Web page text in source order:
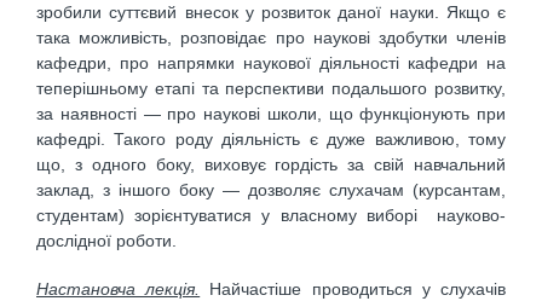
зробили суттєвий внесок у розвиток даної науки. Якщо є
така можливість, розповідає про наукові здобутки членів
кафедри, про напрямки наукової діяльності кафедри на
теперішньому етапі та перспективи подальшого розвитку,
за наявності — про наукові школи, що функціонують при
кафедрі. Такого роду діяльність є дуже важливою, тому
що, з одного боку, виховує гордість за свій навчальний
заклад, з іншого боку — дозволяє слухачам (курсантам,
студентам) зорієнтуватися у власному виборі науково-
дослідної роботи.
Настановча лекція.
Найчастіше проводиться у слухачів